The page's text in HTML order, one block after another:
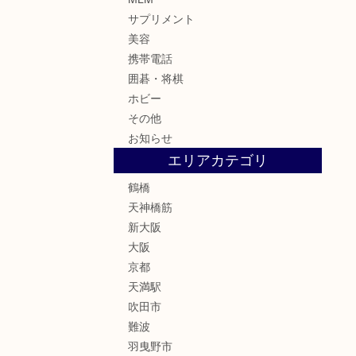
サプリメント
美容
携帯電話
囲碁・将棋
ホビー
その他
お知らせ
エリアカテゴリ
鶴橋
天神橋筋
新大阪
大阪
京都
天満駅
吹田市
難波
羽曳野市